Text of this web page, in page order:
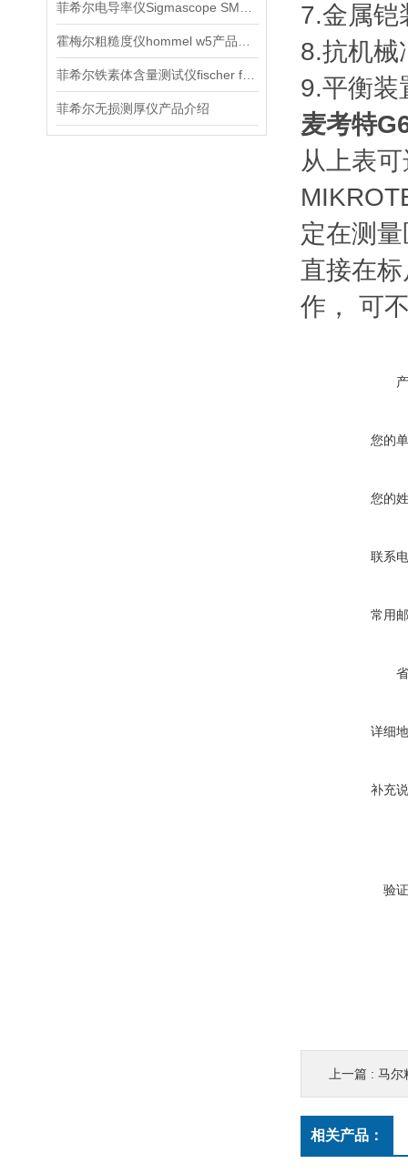
菲希尔无损测厚仪产品介绍
7.金属铠
8.抗机械
9.平衡装
麦考特
从上表
定在测
直接在
作， 可
您的
您的
联系
常用
详细
补充
验
上一篇 : 马尔
相关产品：